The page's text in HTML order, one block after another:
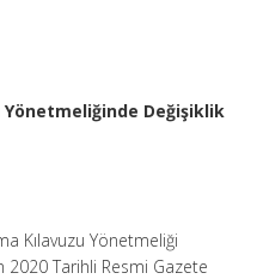
Yönetmeliğinde Değişiklik
Kılavuzu Yönetmeliği
2020 Tarihli Resmi Gazete